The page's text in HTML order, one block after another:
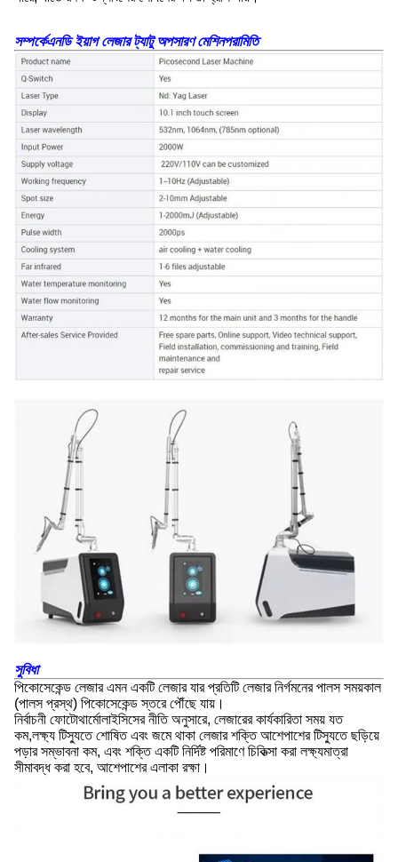
সম্পর্কেএনডি ইয়াগ লেজার ট্যাটু অপসারণ মেশিনপরামিতি
সুবিধা
পিকোসেকেন্ড লেজার এমন একটি লেজার যার প্রতিটি লেজার নির্গমনের পালস সময়কাল
(পালস প্রস্থ) পিকোসেকেন্ড স্তরে পৌঁছে যায়।
নির্বাচনী ফোটোথার্মোলাইসিসের নীতি অনুসারে, লেজারের কার্যকারিতা সময় যত
কম,লক্ষ্য টিস্যুতে শোষিত এবং জমে থাকা লেজার শক্তি আশেপাশের টিস্যুতে ছড়িয়ে
পড়ার সম্ভাবনা কম, এবং শক্তি একটি নির্দিষ্ট পরিমাণে চিকিত্সা করা লক্ষ্যমাত্রা
সীমাবদ্ধ করা হবে, আশেপাশের এলাকা রক্ষা।